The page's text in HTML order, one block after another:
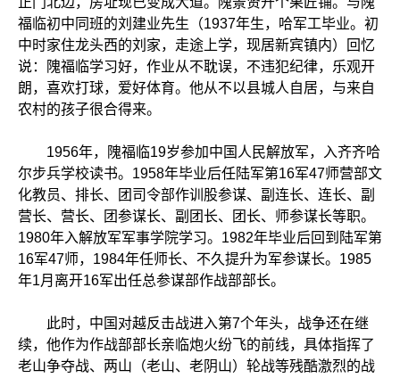
福临初中同班的刘建业先生（1937年生，哈军工毕业。初
中时家住龙头西的刘家，走途上学，现居新宾镇内）回忆
说：隗福临学习好，作业从不耽误，不违犯纪律，乐观开
朗，喜欢打球，爱好体育。他从不以县城人自居，与来自
农村的孩子很合得来。
1956年，隗福临19岁参加中国人民解放军，入齐齐哈
尔步兵学校读书。1958年毕业后任陆军第16军47师营部文
化教员、排长、团司令部作训股参谋、副连长、连长、副
营长、营长、团参谋长、副团长、团长、师参谋长等职。
1980年入解放军军事学院学习。1982年毕业后回到陆军第
16军47师，1984年任师长、不久提升为军参谋长。1985
年1月离开16军出任总参谋部作战部部长。
此时，中国对越反击战进入第7个年头，战争还在继
续，他作为作战部部长亲临炮火纷飞的前线，具体指挥了
老山争夺战、两山（老山、老阴山）轮战等残酷激烈的战